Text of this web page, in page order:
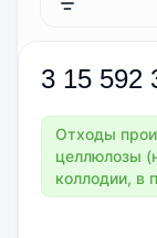
3 15 592
Отходы
целлюлозы
коллодии, в